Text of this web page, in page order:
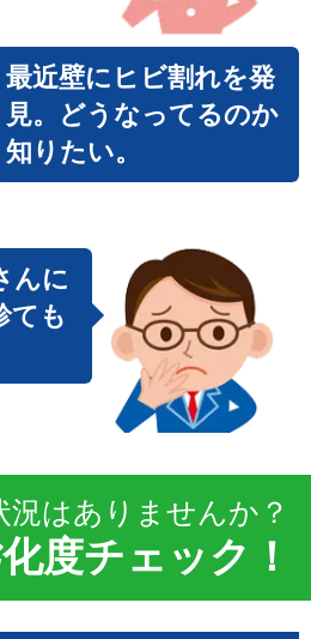
最近壁にヒビ割れを発
見。どうなってるのか
知りたい。
んに
ても
況はありませんか？
度チェック！